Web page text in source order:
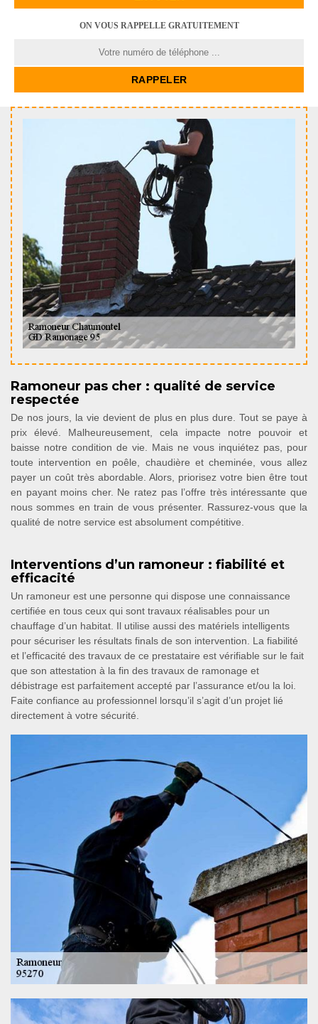
ON VOUS RAPPELLE GRATUITEMENT
Ramoneur pas cher : qualité de service
respectée
De nos jours, la vie devient de plus en plus dure. Tout se paye à
prix élevé. Malheureusement, cela impacte notre pouvoir et
baisse notre condition de vie. Mais ne vous inquiétez pas, pour
toute intervention en poêle, chaudière et cheminée, vous allez
payer un coût très abordable. Alors, priorisez votre bien être tout
en payant moins cher. Ne ratez pas l’offre très intéressante que
nous sommes en train de vous présenter. Rassurez-vous que la
qualité de notre service est absolument compétitive.
Interventions d’un ramoneur : fiabilité et
efficacité
Un ramoneur est une personne qui dispose une connaissance
certifiée en tous ceux qui sont travaux réalisables pour un
chauffage d’un habitat. Il utilise aussi des matériels intelligents
pour sécuriser les résultats finals de son intervention. La fiabilité
et l’efficacité des travaux de ce prestataire est vérifiable sur le fait
que son attestation à la fin des travaux de ramonage et
débistrage est parfaitement accepté par l’assurance et/ou la loi.
Faite confiance au professionnel lorsqu’il s’agit d’un projet lié
directement à votre sécurité.